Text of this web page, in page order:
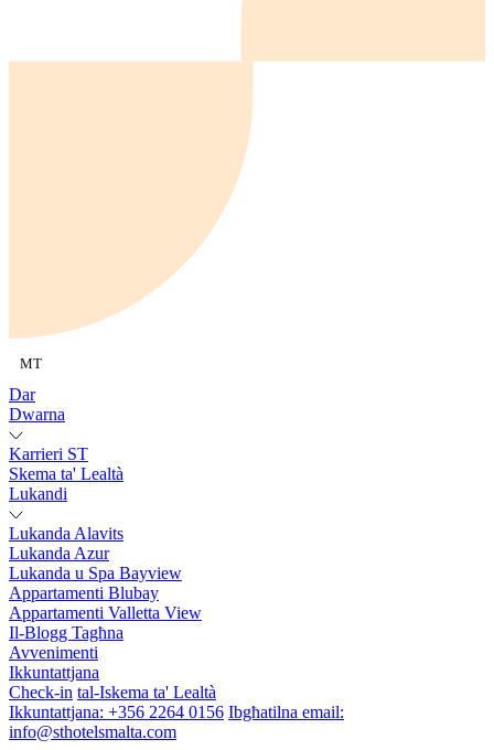
MT
Dar
Dwarna
Karrieri ST
Skema ta' Lealtà
Lukandi
Lukanda Alavits
Lukanda Azur
Lukanda u Spa Bayview
Appartamenti Blubay
Appartamenti Valletta View
Il-Blogg Tagħna
Avvenimenti
Ikkuntattjana
Check-in tal-Iskema ta' Lealtà
Ikkuntattjana: +356 2264 0156 Ibgħatilna email:
info@sthotelsmalta.com